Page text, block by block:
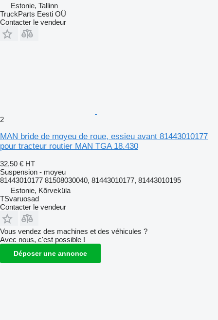
Estonie, Tallinn
TruckParts Eesti OÜ
Contacter le vendeur
2
MAN bride de moyeu de roue, essieu avant 81443010177
pour tracteur routier MAN TGA 18.430
32,50 € HT
Suspension - moyeu
81443010177 81508030040, 81443010177, 81443010195
Estonie, Kõrveküla
TSvaruosad
Contacter le vendeur
Vous vendez des machines et des véhicules ?
Avec nous, c'est possible !
Déposer une annonce